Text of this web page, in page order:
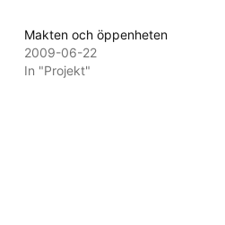
Makten och öppenheten
2009-06-22
In "Projekt"